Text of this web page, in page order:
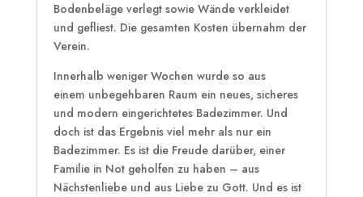
Bodenbeläge verlegt sowie Wände verkleidet
und gefliest. Die gesamten Kosten übernahm der
Verein.
Innerhalb weniger Wochen wurde so aus
einem unbegehbaren Raum ein neues, sicheres
und modern eingerichtetes Badezimmer. Und
doch ist das Ergebnis viel mehr als nur ein
Badezimmer. Es ist die Freude darüber, einer
Familie in Not geholfen zu haben – aus
Nächstenliebe und aus Liebe zu Gott. Und es ist